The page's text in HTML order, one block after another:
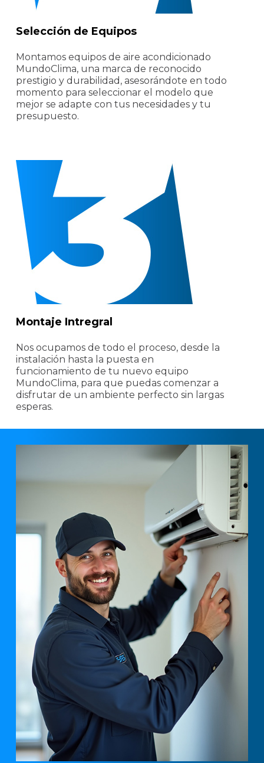
Selección de Equipos
Montamos equipos de aire acondicionado
MundoClima, una marca de reconocido
prestigio y durabilidad, asesorándote en todo
momento para seleccionar el modelo que
mejor se adapte con tus necesidades y tu
presupuesto.
Montaje Intregral
Nos ocupamos de todo el proceso, desde la
instalación hasta la puesta en
funcionamiento de tu nuevo equipo
MundoClima, para que puedas comenzar a
disfrutar de un ambiente perfecto sin largas
esperas.